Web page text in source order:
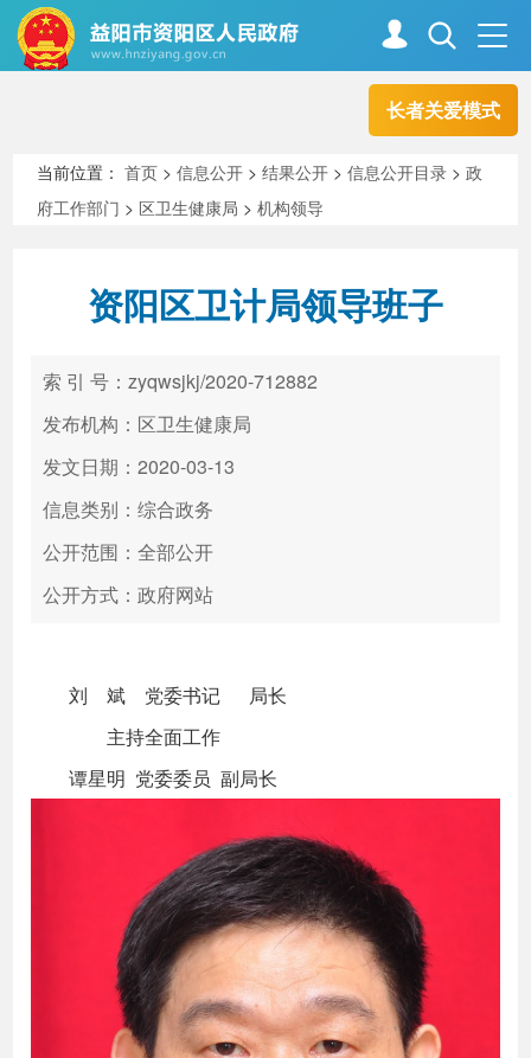
长者关爱模式
走进资阳
新闻中心 解读回应
政务服务
高效办成一件事
当前位置：首页 >信息公开 >结果公开 >信息公开目录 >政
府工作部门 > 区卫生健康局 >机构领导
资阳区卫计局领导班子
索 引 号：zyqwsjkj/2020-712882
发布机构：区卫生健康局
发文日期：2020-03-13
信息类别：综合政务
公开范围：全部公开
公开方式：政府网站
刘 斌 党委书记 局长
主持全面工作
谭星明 党委委员 副局长